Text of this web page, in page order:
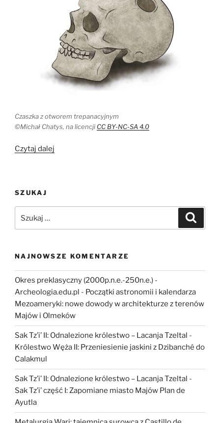
Czaszka z otworem trepanacyjnym
©Michał Chatys, na licencji CC BY-NC-SA 4.0
Czytaj dalej
SZUKAJ
NAJNOWSZE KOMENTARZE
Okres preklasyczny (2000p.n.e.-250n.e.) -
Archeologia.edu.pl - Początki astronomii i kalendarza
Mezoameryki: nowe dowody w architekturze z terenów
Majów i Olmeków
Sak Tz’i’ II: Odnalezione królestwo – Lacanja Tzeltal -
Królestwo Węża II: Przeniesienie jaskini z Dzibanché do
Calakmul
Sak Tz’i’ II: Odnalezione królestwo – Lacanja Tzeltal -
Sak Tz’i’ część I: Zapomiane miasto Majów Plan de
Ayutla